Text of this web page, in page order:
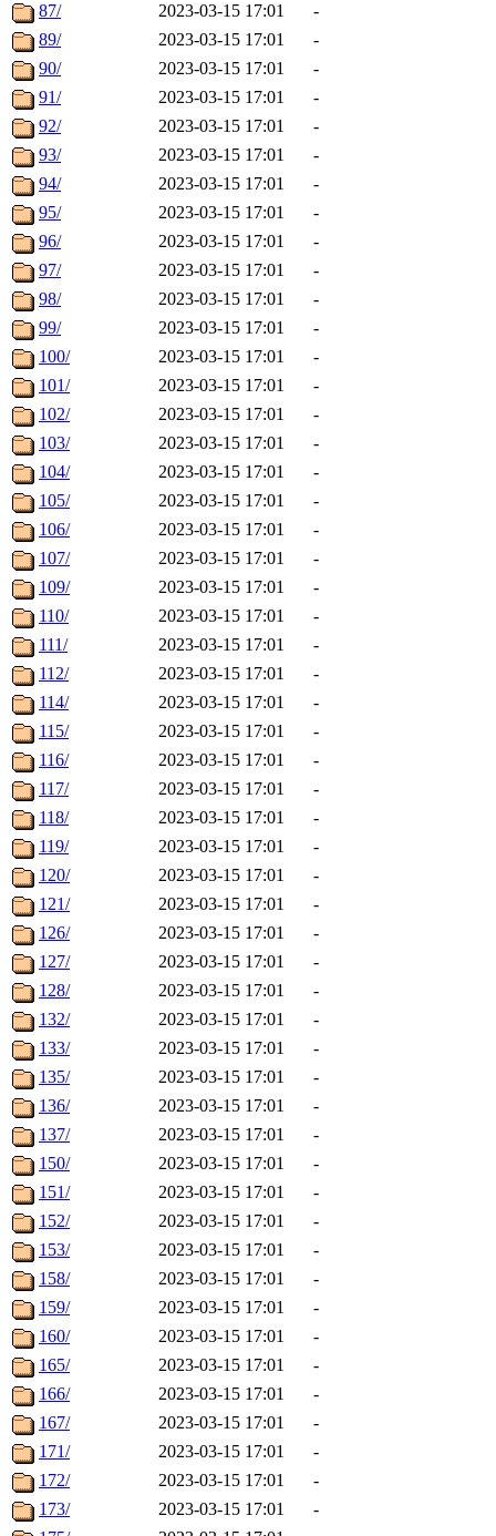
87/
2023-03-15 17:01
-
89/
2023-03-15 17:01
-
90/
2023-03-15 17:01
-
91/
2023-03-15 17:01
-
92/
2023-03-15 17:01
-
93/
2023-03-15 17:01
-
94/
2023-03-15 17:01
-
95/
2023-03-15 17:01
-
96/
2023-03-15 17:01
-
97/
2023-03-15 17:01
-
98/
2023-03-15 17:01
-
99/
2023-03-15 17:01
-
100/
2023-03-15 17:01
-
101/
2023-03-15 17:01
-
102/
2023-03-15 17:01
-
103/
2023-03-15 17:01
-
104/
2023-03-15 17:01
-
105/
2023-03-15 17:01
-
106/
2023-03-15 17:01
-
107/
2023-03-15 17:01
-
109/
2023-03-15 17:01
-
110/
2023-03-15 17:01
-
111/
2023-03-15 17:01
-
112/
2023-03-15 17:01
-
114/
2023-03-15 17:01
-
115/
2023-03-15 17:01
-
116/
2023-03-15 17:01
-
117/
2023-03-15 17:01
-
118/
2023-03-15 17:01
-
119/
2023-03-15 17:01
-
120/
2023-03-15 17:01
-
121/
2023-03-15 17:01
-
126/
2023-03-15 17:01
-
127/
2023-03-15 17:01
-
128/
2023-03-15 17:01
-
132/
2023-03-15 17:01
-
133/
2023-03-15 17:01
-
135/
2023-03-15 17:01
-
136/
2023-03-15 17:01
-
137/
2023-03-15 17:01
-
150/
2023-03-15 17:01
-
151/
2023-03-15 17:01
-
152/
2023-03-15 17:01
-
153/
2023-03-15 17:01
-
158/
2023-03-15 17:01
-
159/
2023-03-15 17:01
-
160/
2023-03-15 17:01
-
165/
2023-03-15 17:01
-
166/
2023-03-15 17:01
-
167/
2023-03-15 17:01
-
171/
2023-03-15 17:01
-
172/
2023-03-15 17:01
-
173/
2023-03-15 17:01
-